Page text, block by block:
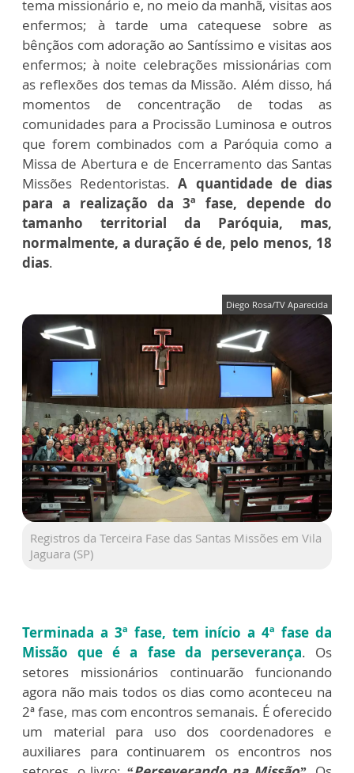
tema missionário e, no meio da manhã, visitas aos
enfermos; à tarde uma catequese sobre as
bênçãos com adoração ao Santíssimo e visitas aos
enfermos; à noite celebrações missionárias com
as reflexões dos temas da Missão. Além disso, há
momentos de concentração de todas as
comunidades para a Procissão Luminosa e outros
que forem combinados com a Paróquia como a
Missa de Abertura e de Encerramento das Santas
Missões Redentoristas.A quantidade de dias
para a realização da 3ª fase, depende do
tamanho territorial da Paróquia, mas,
normalmente, a duração é de, pelo menos, 18
dias.
Diego Rosa/TV Aparecida
Registros da Terceira Fase das Santas Missões em Vila
Jaguara (SP)
Terminada a 3ª fase, tem início a 4ª fase da
Missão que é a fase da perseverança. Os
setores missionários continuarão funcionando
agora não mais todos os dias como aconteceu na
2ª fase, mas com encontros semanais. É oferecido
um material para uso dos coordenadores e
auxiliares para continuarem os encontros nos